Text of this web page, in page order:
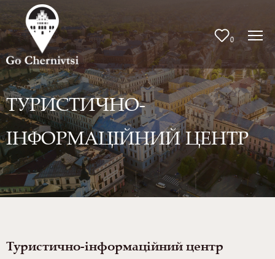
0
ТУРИСТИЧНО-
ІНФОРМАЦІЙНИЙ ЦЕНТР
Туристично-інформаційний центр